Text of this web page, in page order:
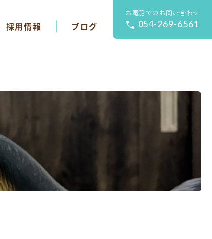
採用情報 ブログ
お電話でのお問い合わせ
054-269-6561